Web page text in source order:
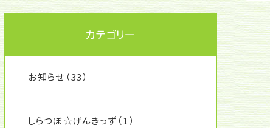
カテゴリー
お知らせ （33）
しらつぼ☆げんきっず （1）